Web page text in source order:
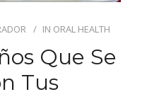
IN ORAL HEALTH
Que Se
Tus